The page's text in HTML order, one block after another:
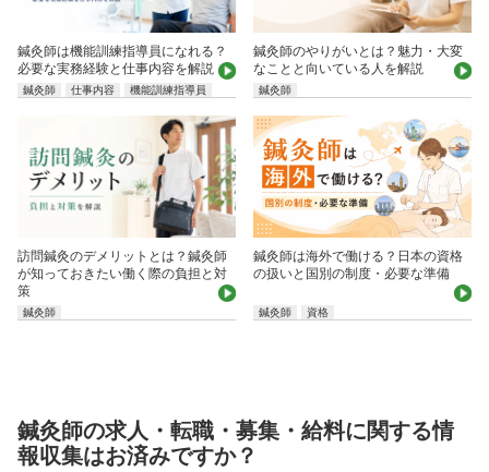
鍼灸師は機能訓練指導員になれる？
必要な実務経験と仕事内容を解説
鍼灸師 仕事内容 機能訓練指導員
鍼灸師のやりがいとは？魅力・大変
なことと向いている人を解説
鍼灸師
訪問鍼灸のデメリットとは？鍼灸師
が知っておきたい働く際の負担と対
策
鍼灸師
鍼灸師は海外で働ける？日本の資格
の扱いと国別の制度・必要な準備
鍼灸師 資格
鍼灸師の求人・転職・募集・給料に関する情
報収集はお済みですか？